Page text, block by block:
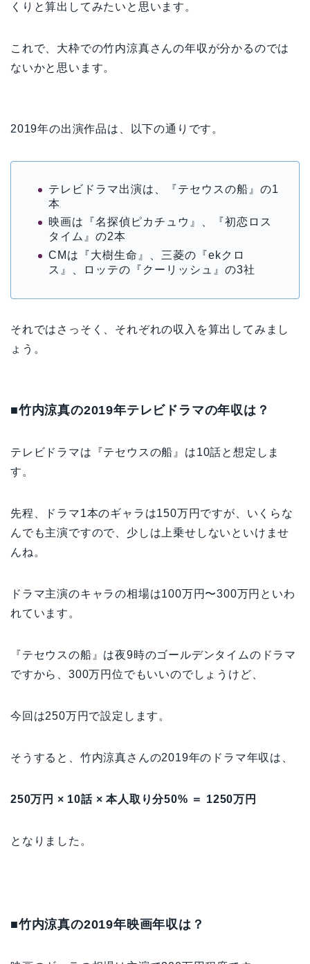
くりと算出してみたいと思います。
これで、大枠での竹内涼真さんの年収が分かるのでは
ないかと思います。
2019年の出演作品は、以下の通りです。
テレビドラマ出演は、『テセウスの船』の1
本
映画は『名探偵ピカチュウ』、『初恋ロス
タイム』の2本
CMは『大樹生命』、三菱の『ekクロ
ス』、ロッテの『クーリッシュ』の3社
それではさっそく、それぞれの収入を算出してみまし
ょう。
■竹内涼真の2019年テレビドラマの年収は？
テレビドラマは『テセウスの船』は10話と想定しま
す。
先程、ドラマ1本のギャラは150万円ですが、いくらな
んでも主演ですので、少しは上乗せしないといけませ
んね。
ドラマ主演のキャラの相場は100万円〜300万円といわ
れています。
『テセウスの船』は夜9時のゴールデンタイムのドラマ
ですから、300万円位でもいいのでしょうけど、
今回は250万円で設定します。
そうすると、竹内涼真さんの2019年のドラマ年収は、
250万円 × 10話 × 本人取り分50% ＝ 1250万円
となりました。
■竹内涼真の2019年映画年収は？